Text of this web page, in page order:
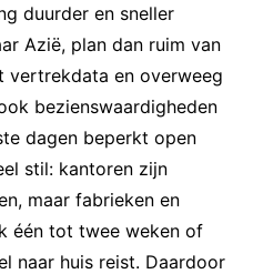
duurder en sneller
Azië, plan dan ruim van
vertrekdata en overweeg
bezienswaardigheden
dagen beperkt open
stil: kantoren zijn
maar fabrieken en
één tot twee weken of
naar huis reist. Daardoor